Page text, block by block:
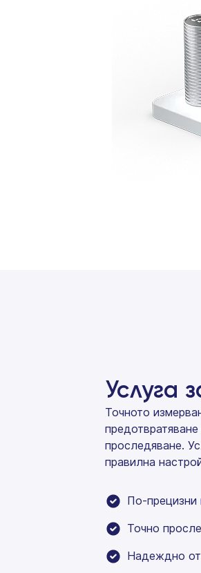
Услуга
Точното
проследяване.
правилна
По-прецизни
Точно
Надеждно